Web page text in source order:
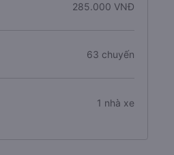
285.000 VNĐ
63 chuyến
1 nhà xe